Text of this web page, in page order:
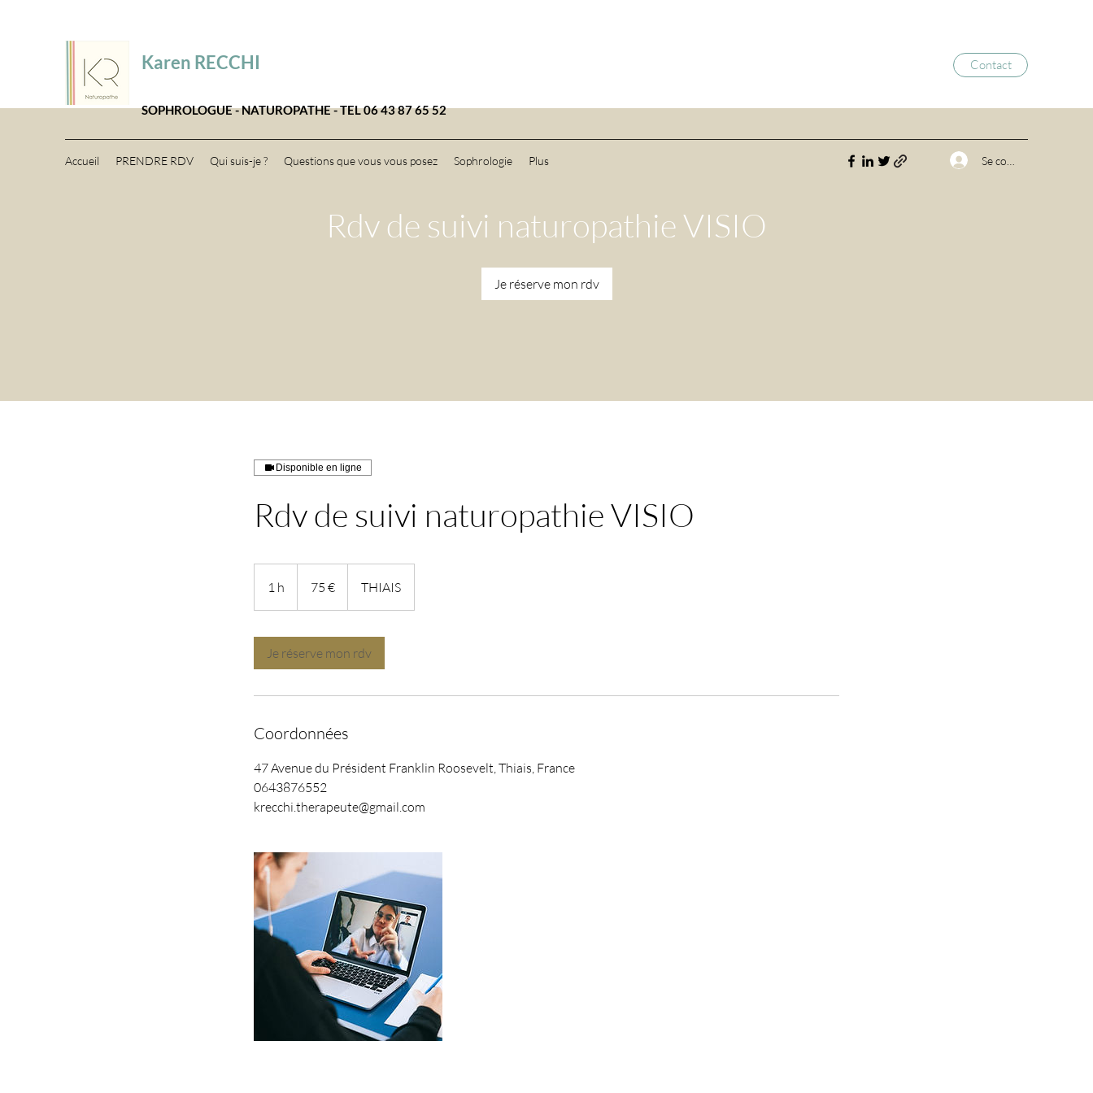
Karen RECCHI
SOPHROLOGUE - NATUROPATHE - TEL 06 43 87 65 52
Contact
Accueil PRENDRE RDV Qui suis-je ? Questions que vous vous posez Sophrologie Plus Se connecter
Rdv de suivi naturopathie VISIO
Je réserve mon rdv
Disponible en ligne
Rdv de suivi naturopathie VISIO
1 h 75 € THIAIS
Je réserve mon rdv
Coordonnées
47 Avenue du Président Franklin Roosevelt, Thiais, France
0643876552
krecchi.therapeute@gmail.com